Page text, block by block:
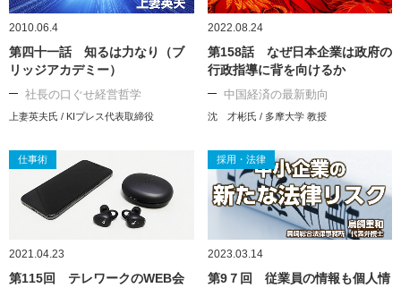
2010.06.4
第四十一話 知るは力なり（ブ
リッジアカデミー）
社長の口ぐせ経営哲学
上妻英夫氏 / KIプレス代表取締役
2022.08.24
第158話 なぜ日本企業は政府の
行政指導に背を向けるか
中国経済の最新動向
沈 才彬氏 / 多摩大学 教授
仕事術
2021.04.23
第115回 テレワークのWEB会
採用・法律
2023.03.14
第9７回 従業員の情報も個人情